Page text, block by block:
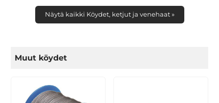
Näytä kaikki Köydet, ketjut ja venehaat »
Muut köydet